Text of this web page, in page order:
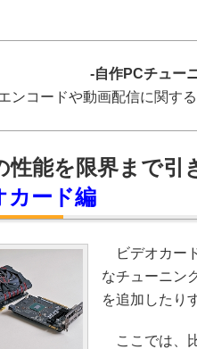
-自作PCチュー
ンコードや動画配信に関す
性能を限界まで引
カード編
ビデオカー
なチューニン
を追加したり
ここでは、